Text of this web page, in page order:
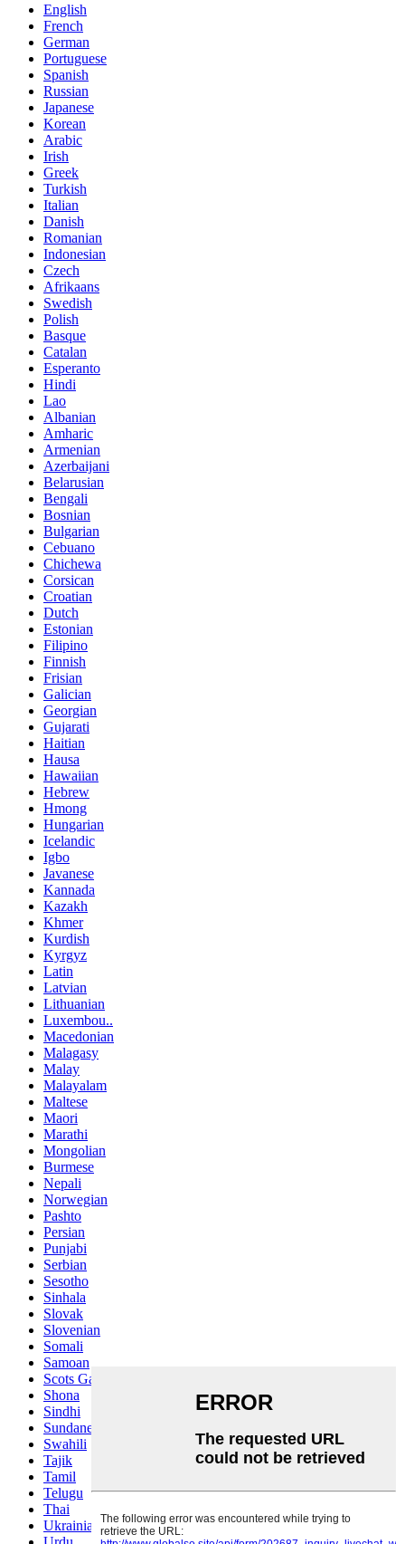
English
French
German
Portuguese
Spanish
Russian
Japanese
Korean
Arabic
Irish
Greek
Turkish
Italian
Danish
Romanian
Indonesian
Czech
Afrikaans
Swedish
Polish
Basque
Catalan
Esperanto
Hindi
Lao
Albanian
Amharic
Armenian
Azerbaijani
Belarusian
Bengali
Bosnian
Bulgarian
Cebuano
Chichewa
Corsican
Croatian
Dutch
Estonian
Filipino
Finnish
Frisian
Galician
Georgian
Gujarati
Haitian
Hausa
Hawaiian
Hebrew
Hmong
Hungarian
Icelandic
Igbo
Javanese
Kannada
Kazakh
Khmer
Kurdish
Kyrgyz
Latin
Latvian
Lithuanian
Luxembou..
Macedonian
Malagasy
Malay
Malayalam
Maltese
Maori
Marathi
Mongolian
Burmese
Nepali
Norwegian
Pashto
Persian
Punjabi
Serbian
Sesotho
Sinhala
Slovak
Slovenian
Somali
Samoan
Scots Gaelic
Shona
Sindhi
Sundanese
Swahili
Tajik
Tamil
Telugu
Thai
Ukrainian